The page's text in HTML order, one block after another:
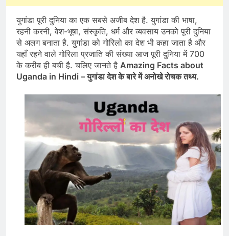
युगांडा पूरी दुनिया का एक सबसे अजीब देश है. युगांडा की भाषा,
रहनी करनी, वेश-भूषा, संस्कृति, धर्म और व्यवसाय उनको पूरी दुनिया
से अलग बनाता है. युगांडा को गोरिलो का देश भी कहा जाता है और
यहाँ रहने वाले गोरिला प्रजाति की संख्या आज पूरी दुनिया में 700
के करीब ही बची है. चलिए जानते है Amazing Facts about
Uganda in Hindi – युगांडा देश के बारे में अनोखे रोचक तथ्य.